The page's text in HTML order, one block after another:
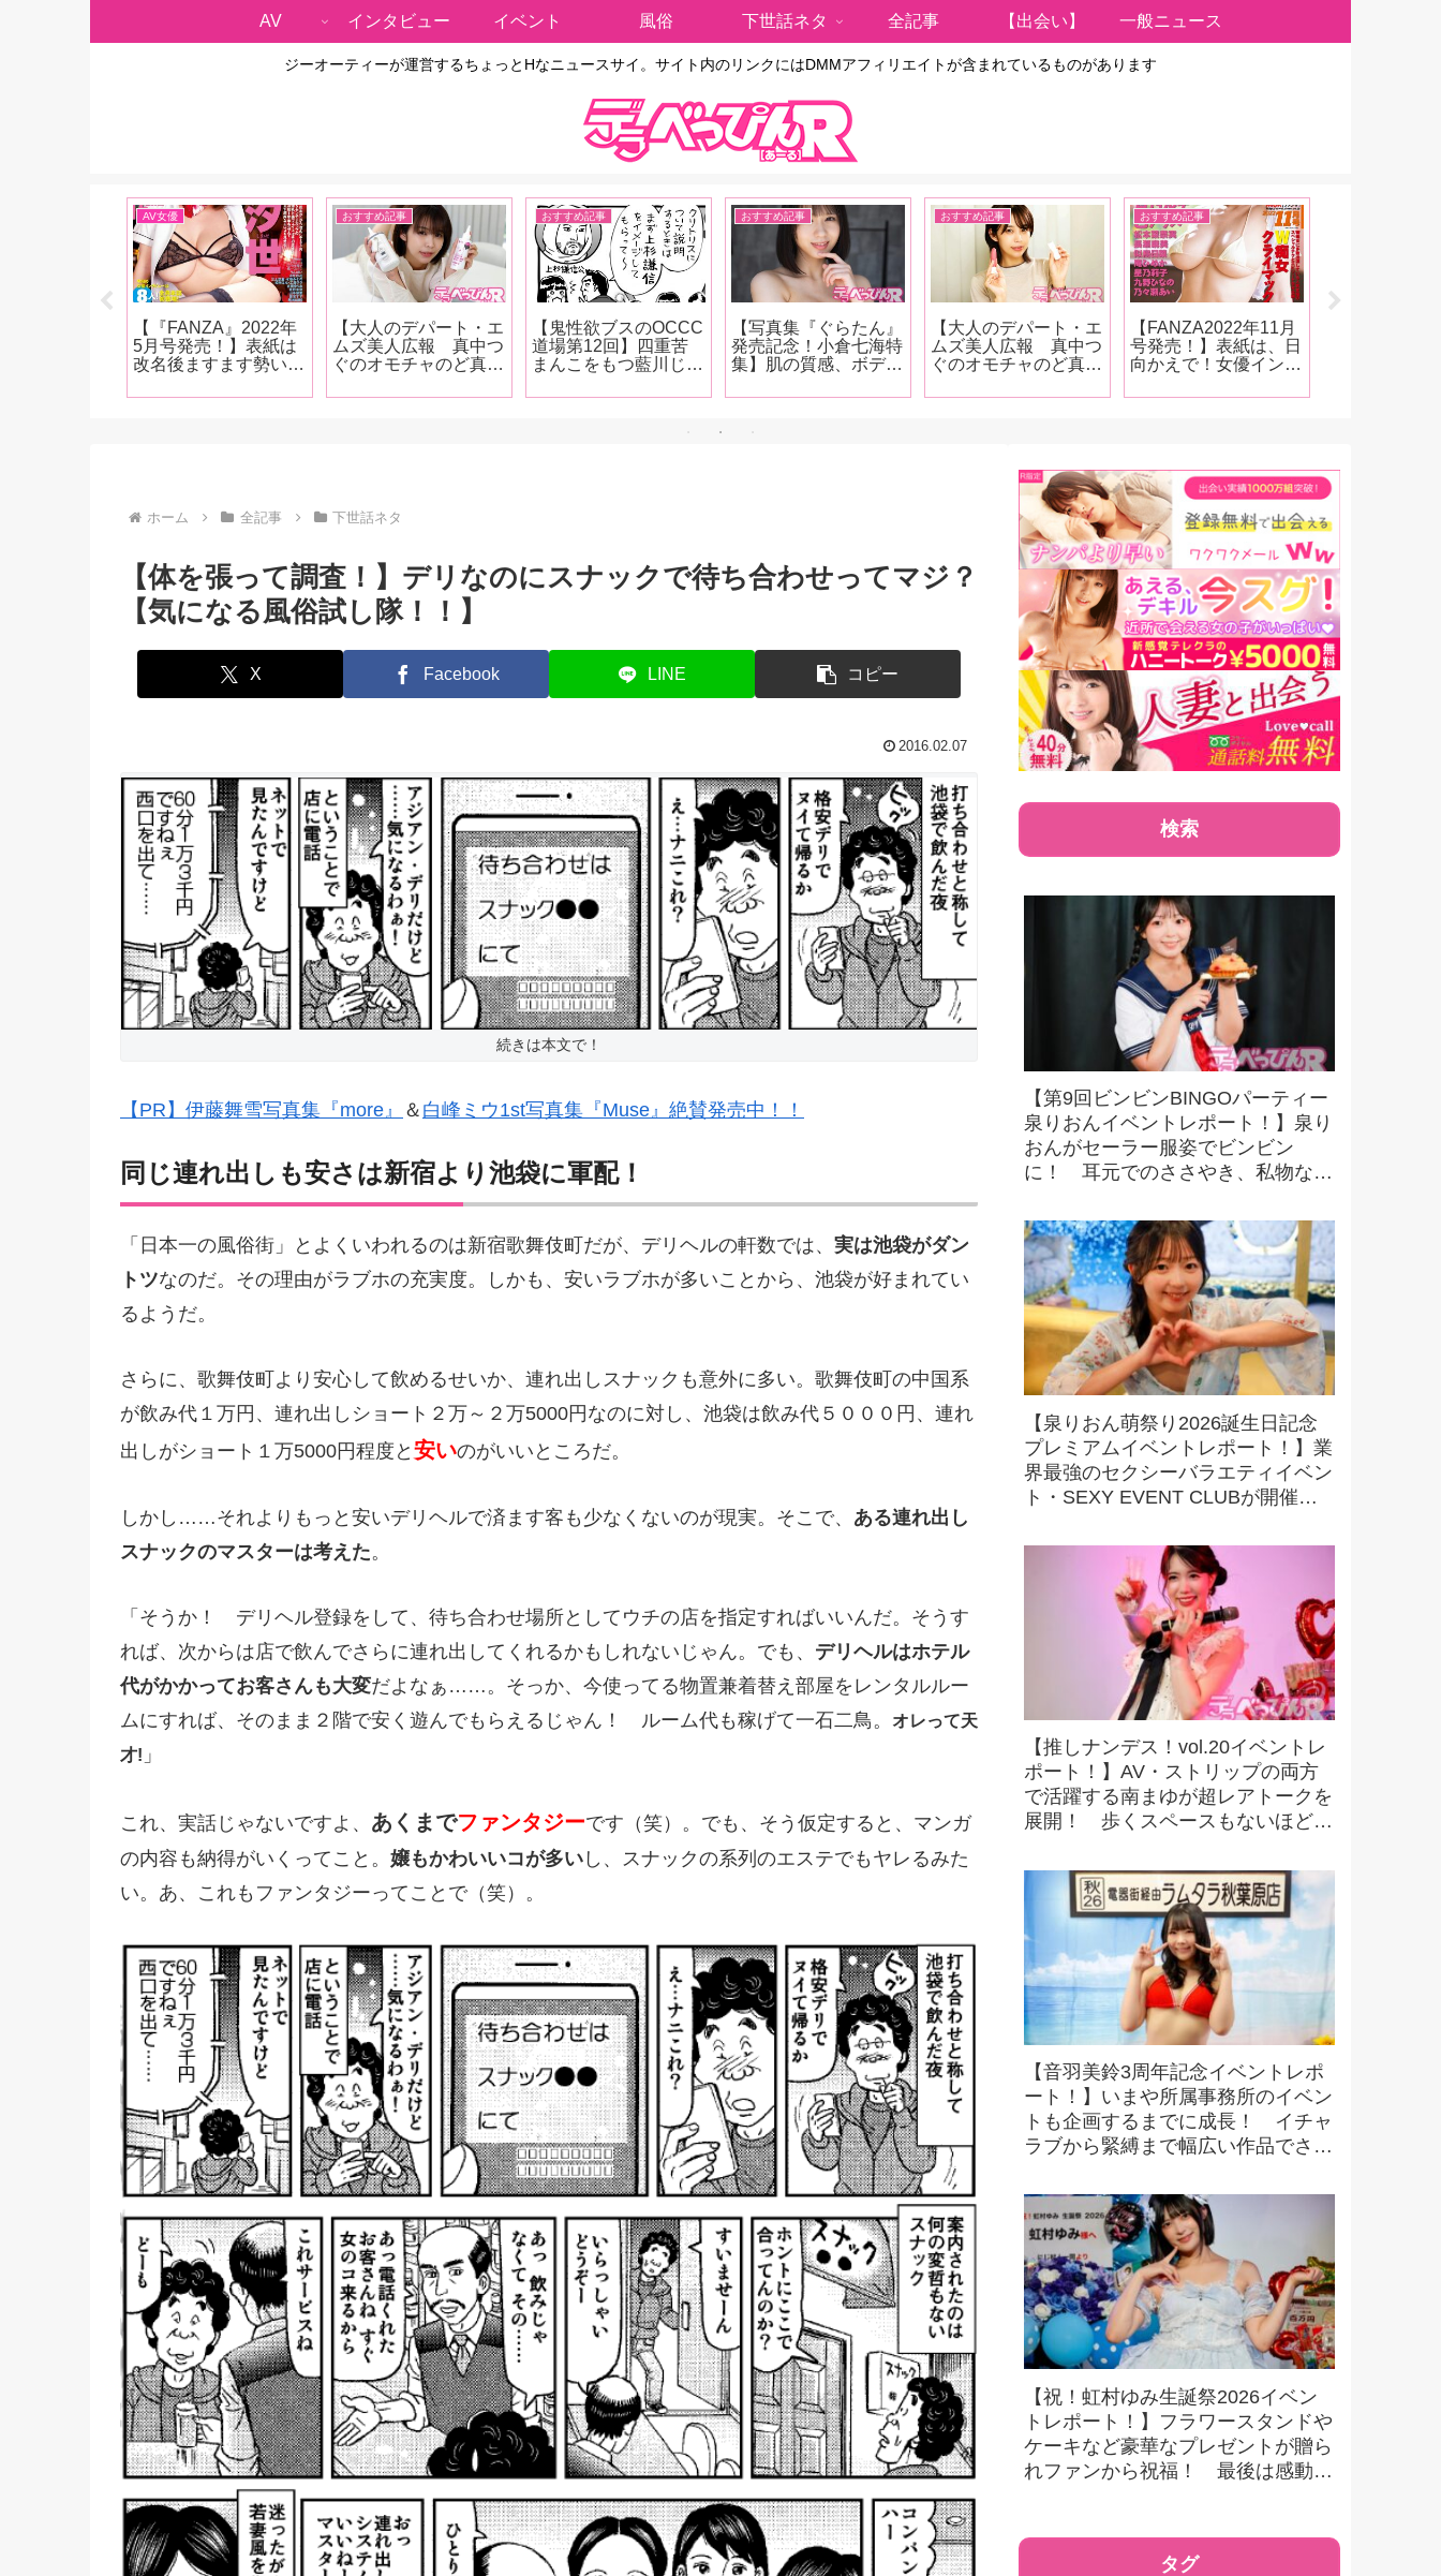
ジーオーティーが運営するちょっとHなニュースサイ。サイト内のリンクにはDMMアフィリエイトが含まれているものがあります
AV インタビュー イベント 風俗 下世話ネタ 全記事 【出会い】 一般ニュース
AV女優
【『FANZA』2022年
5月号発売！】表紙は
改名後ますます勢いに
ンタビューは河北彩
が登場！
おすすめ記事
【大人のデパート・エ
ムズ美人広報 真中つ
ぐのオモチャのど真ん
で加熱するローション
入れるとちょうどいい
タイミングで温まりま
おすすめ記事
【鬼性欲ブスのOCCC
道場第12回】四重苦
まんこをもつ藍川じゅ
カップ』『サカナクシ
『廬山昇龍覇』などな
おすすめ記事
【写真集『ぐらたん』
発売記念！小倉七海特
集】肌の質感、ボディ
てキャラクター！ オ
してしまう小倉七海、
おすすめ記事
【大人のデパート・エ
ムズ美人広報 真中つ
ぐのオモチャのど真ん
で操作が可能なスティ
コンで充電していまし
おすすめ記事
【FANZA2022年11月
号発売！】表紙は、日
向かえで！女優インタ
似鳥日菜、九野ひな
菜奈実！人気女優イン
タビューは乙アリス！
ければ、と思
ホーム 全記事 下世話ネタ
【体を張って調査！】デリなのにスナックで待ち合わせってマジ？
【気になる風俗試し隊！！】
X Facebook LINE コピー
2016.02.07
続きは本文で！
【PR】伊藤舞雪写真集『more』 ＆ 白峰ミウ1st写真集『Muse』絶賛発売中！！
同じ連れ出しも安さは新宿より池袋に軍配！
「日本一の風俗街」とよくいわれるのは新宿歌舞伎町だが、デリヘルの軒数では、 実は池袋がダン
トツなのだ。その理由がラブホの充実度。しかも、安いラブホが多いことから、池袋が好まれてい
るようだ。
さらに、歌舞伎町より安心して飲めるせいか、連れ出しスナックも意外に多い。歌舞伎町の中国系
が飲み代１万円、連れ出しショート２万～２万5000円なのに対し、池袋は飲み代５０００円、連れ
出しがショート１万5000円程度と 安いのがいいところだ。
しかし……それよりもっと安いデリヘルで済ます客も少なくないのが現実。そこで、 ある連れ出し
スナックのマスターは考えた。
「そうか！ デリヘル登録をして、待ち合わせ場所としてウチの店を指定すればいいんだ。そうす
れば、次からは店で飲んでさらに連れ出してくれるかもしれないじゃん。でも、 デリヘルはホテル
代がかかってお客さんも大変だよなぁ……。そっか、今使ってる物置兼着替え部屋をレンタルルー
ムにすれば、そのまま２階で安く遊んでもらえるじゃん！ ルーム代も稼げて一石二鳥。
オレって天
才! 」
これ、実話じゃないですよ、 あくまでファンタジーです（笑）。でも、そう仮定すると、マンガ
の内容も納得がいくってこと。 嬢もかわいいコが多い し、スナックの系列のエステでもヤレるみた
い。あ、これもファンタジーってことで（笑）。
検索
【第9回ビンビンBINGOパーティー
泉りおんイベントレポート！】泉り
おんがセーラー服姿でビンビン
に！ 耳元でのささやき、私物など
大興奮！
【泉りおん萌祭り2026誕生日記念
プレミアムイベントレポート！】業
界最強のセクシーバラエティイベン
ト・SEXY EVENT CLUBが開催す
の内容に大興奮！
【推しナンデス！vol.20イベントレ
ポート！】AV・ストリップの両方
で活躍する南まゆが超レアトークを
展開！ 歩くスペースもないほどの
【音羽美鈴3周年記念イベントレポ
ート！】いまや所属事務所のイベン
トも企画するまでに成長！ イチャ
ラブから緊縛まで幅広い作品でさら
【祝！虹村ゆみ生誕祭2026イベン
トレポート！】フラワースタンドや
ケーキなど豪華なプレゼントが贈ら
れファンから祝福！ 最後は感動的
タグ